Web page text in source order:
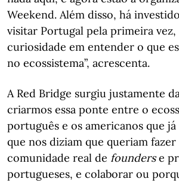
Weekend. Além disso, há
visitar Portugal pela primeira
curiosidade em entender o que
no ecossistema”, acrescenta.
A Red Bridge surgiu justamente
criarmos essa ponte entre o
português e os americanos que já
que nos diziam que queriam
comunidade real de founderse
portugueses, e colaborar ou